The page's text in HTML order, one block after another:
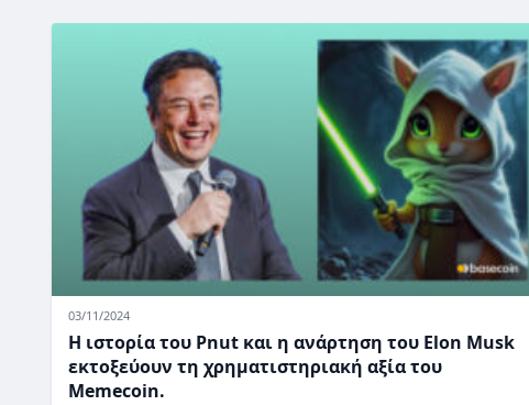
03/11/2024
Η ιστορία του Pnut και η ανάρτηση του Elon Musk
εκτοξεύουν τη χρηματιστηριακή αξία του
Memecoin.